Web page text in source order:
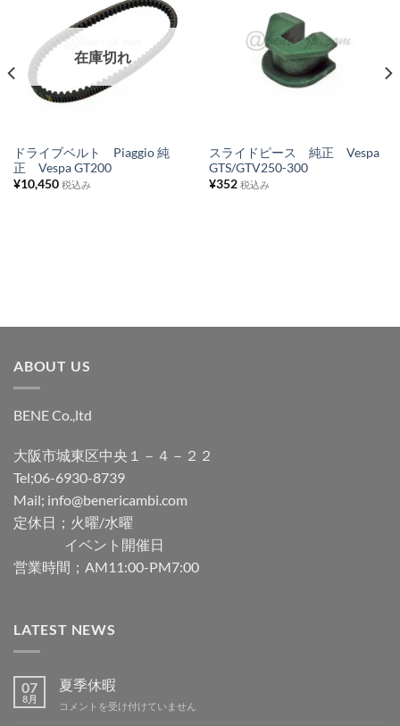
お
に
ス
在庫切れ
ドライブベルト Piaggio 純
正 Vespa GT200
¥10,450 税込み
ス
スライドピース 純正 Vespa
GTS/GTV250-300
¥352 税込み
ABOUT US
BENE Co.,ltd
大阪市城東区中央１－４－２２
Tel;06-6930-8739
Mail; info@benericambi.com
定休日；火曜/水曜
イベント開催日
営業時間；AM11:00-PM7:00
LATEST NEWS
07
8月
夏季休暇
夏
コメントを受け付けていません